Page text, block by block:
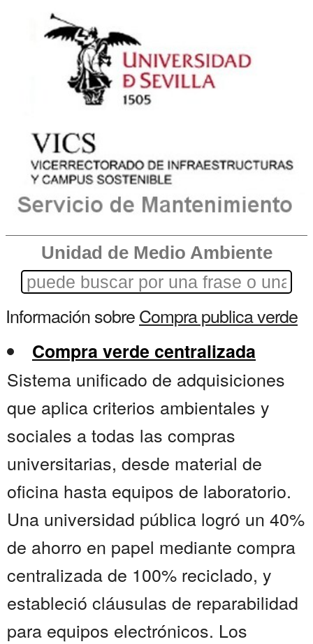
Unidad de Medio Ambiente
Información sobreCompra publica verde
Compra verde centralizada
Sistema unificado de adquisiciones
que aplica criterios ambientales y
sociales a todas las compras
universitarias, desde material de
oficina hasta equipos de laboratorio.
Una universidad pública logró un 40%
de ahorro en papel mediante compra
centralizada de 100% reciclado, y
estableció cláusulas de reparabilidad
para equipos electrónicos. Los